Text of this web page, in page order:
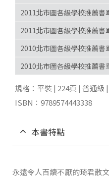
2011北市圖各級學校推薦書
2011北市圖各級學校推薦書
2010北市圖各級學校推薦書
2010北市圖各級學校推薦書
規格：平裝 | 224頁 | 普通級
ISBN：9789574443338
本書特點
永遠令人百讀不厭的琦君散